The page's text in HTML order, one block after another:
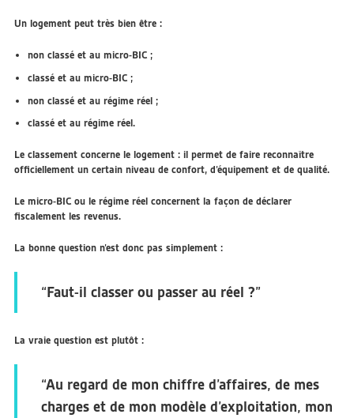
Un logement peut très bien être :
non classé et au micro-BIC ;
classé et au micro-BIC ;
non classé et au régime réel ;
classé et au régime réel.
Le classement concerne le logement : il permet de faire reconnaître
officiellement un certain niveau de confort, d’équipement et de qualité.
Le micro-BIC ou le régime réel concernent la façon de déclarer
fiscalement les revenus.
La bonne question n’est donc pas simplement :
“Faut-il classer ou passer au réel ?”
La vraie question est plutôt :
“Au regard de mon chiffre d’affaires, de mes
charges et de mon modèle d’exploitation, mon